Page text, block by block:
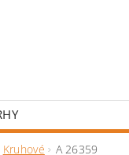
Kruhové A 26359